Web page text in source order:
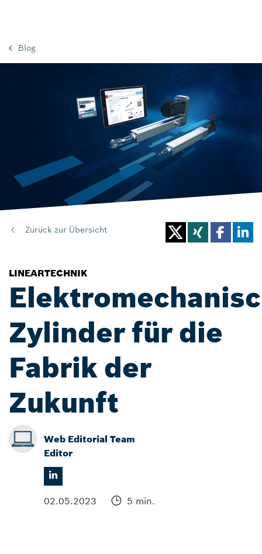
Blog
Zurück zur Übersicht
LINEARTECHNIK
Zylinder für die
Fabrik der
Zukunft
Web Editorial Team
Editor
02.05.2023 5 min.